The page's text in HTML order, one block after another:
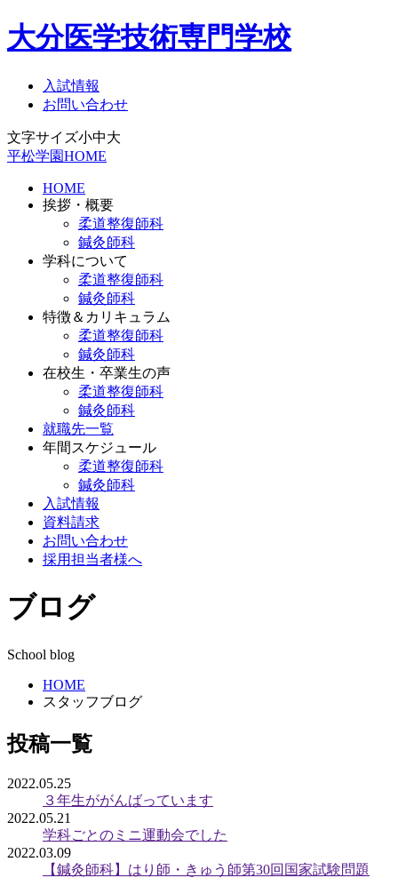
大分医学技術専門学校
入試情報
お問い合わせ
文字サイズ小中大
平松学園HOME
HOME
挨拶・概要
柔道整復師科
鍼灸師科
学科について
柔道整復師科
鍼灸師科
特徴＆カリキュラム
柔道整復師科
鍼灸師科
在校生・卒業生の声
柔道整復師科
鍼灸師科
就職先一覧
年間スケジュール
柔道整復師科
鍼灸師科
入試情報
資料請求
お問い合わせ
採用担当者様へ
ブログ
School blog
HOME
スタッフブログ
投稿一覧
2022.05.25
３年生ががんばっています
2022.05.21
学科ごとのミニ運動会でした
2022.03.09
【鍼灸師科】はり師・きゅう師第30回国家試験問題